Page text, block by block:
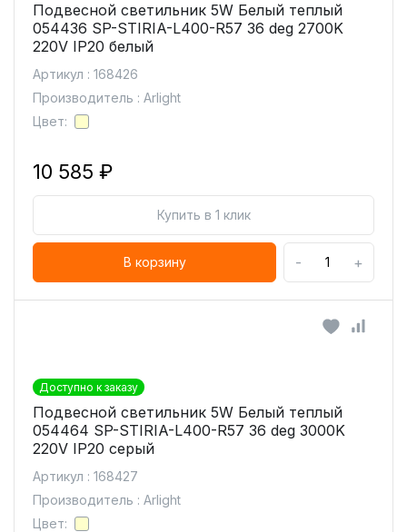
Подвесной светильник 5W Белый теплый
054436 SP-STIRIA-L400-R57 36 deg 2700K
220V IP20 белый
Артикул : 168426
Производитель : Arlight
Цвет:
10 585 ₽
Купить в 1 клик
В корзину - +
Доступно к заказу
Подвесной светильник 5W Белый теплый
054464 SP-STIRIA-L400-R57 36 deg 3000K
220V IP20 серый
Артикул : 168427
Производитель : Arlight
Цвет: